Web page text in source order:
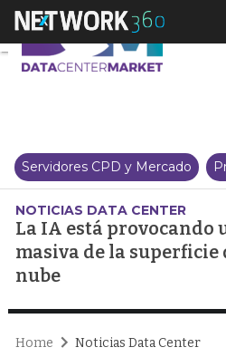
La IA
Servidores CPD y Mercado
NOTICIAS DATA CENTER
La IA está provocando
masiva de la superficie
nube
Home Noticias Data Center